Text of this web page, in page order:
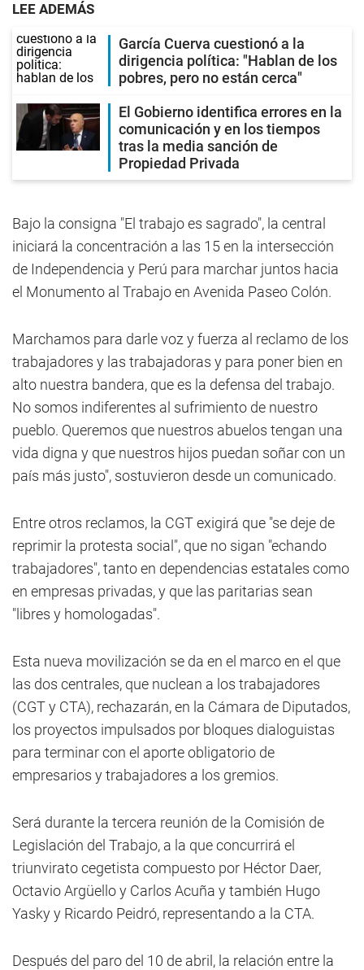
LEE ADEMÁS
García Cuerva cuestionó a la
dirigencia política: "Hablan de los
pobres, pero no están cerca"
El Gobierno identifica errores en la
comunicación y en los tiempos
tras la media sanción de
Propiedad Privada
Bajo la consigna "El trabajo es sagrado", la central
iniciará la concentración a las 15 en la intersección
de Independencia y Perú para marchar juntos hacia
el Monumento al Trabajo en Avenida Paseo Colón.
Marchamos para darle voz y fuerza al reclamo de los
trabajadores y las trabajadoras y para poner bien en
alto nuestra bandera, que es la defensa del trabajo.
No somos indiferentes al sufrimiento de nuestro
pueblo. Queremos que nuestros abuelos tengan una
vida digna y que nuestros hijos puedan soñar con un
país más justo", sostuvieron desde un comunicado.
Entre otros reclamos, la CGT exigirá que "se deje de
reprimir la protesta social", que no sigan "echando
trabajadores", tanto en dependencias estatales como
en empresas privadas, y que las paritarias sean
"libres y homologadas".
Esta nueva movilización se da en el marco en el que
las dos centrales, que nuclean a los trabajadores
(CGT y CTA), rechazarán, en la Cámara de Diputados,
los proyectos impulsados por bloques dialoguistas
para terminar con el aporte obligatorio de
empresarios y trabajadores a los gremios.
Será durante la tercera reunión de la Comisión de
Legislación del Trabajo, a la que concurrirá el
triunvirato cegetista compuesto por Héctor Daer,
Octavio Argüello y Carlos Acuña y también Hugo
Yasky y Ricardo Peidró, representando a la CTA.
Después del paro del 10 de abril, la relación entre la